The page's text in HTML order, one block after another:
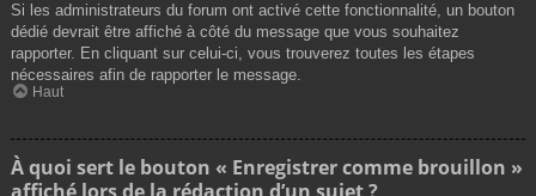
Si les administrateurs du forum ont activé cette fonctionnalité, un bouton
dédié devrait être affiché à côté du message que vous souhaitez
rapporter. En cliquant sur celui-ci, vous trouverez toutes les étapes
nécessaires afin de rapporter le message.
Haut
À quoi sert le bouton « Enregistrer comme brouillon »